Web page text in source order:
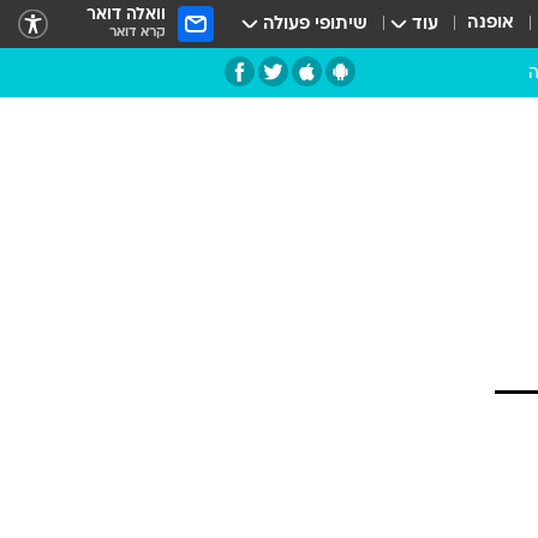
אופנה עוד שיתופי פעולה וואלה דואר
קרא דואר